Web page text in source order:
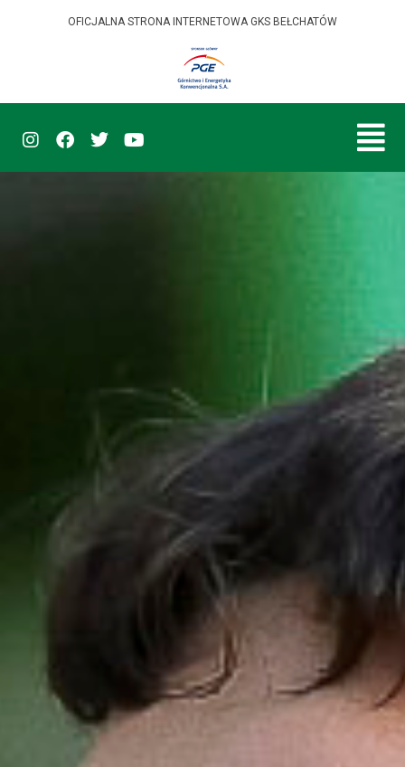
OFICJALNA STRONA INTERNETOWA GKS BEŁCHATÓW